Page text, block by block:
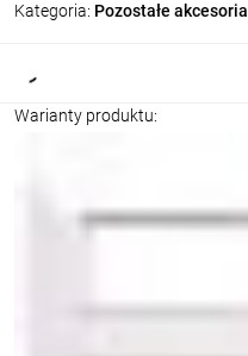
Kategoria: Pozostałe akcesoria
Warianty produktu: